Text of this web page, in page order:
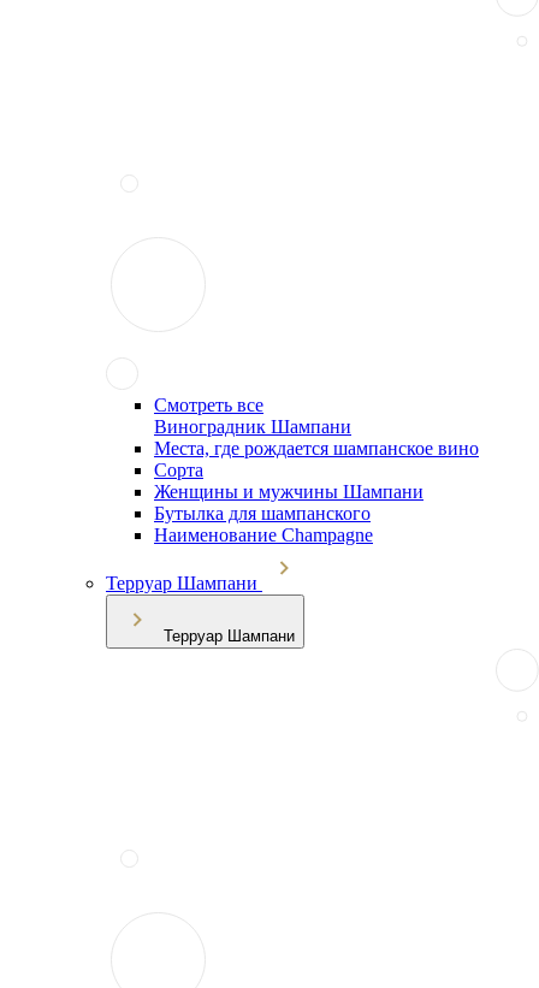
Смотреть все
Виноградник Шампани
Места, где рождается шампанское вино
Сорта
Женщины и мужчины Шампани
Бутылка для шампанского
Наименование Champagne
Терруар Шампани
Терруар Шампани